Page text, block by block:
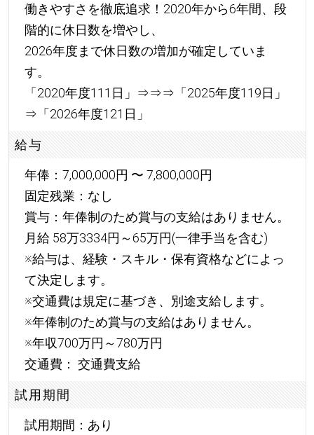
働きやすさを徹底追求！2020年から6年間、段
階的に休日数を増やし、
2026年度まで休日数の増加が確定していま
す。
「2020年度111日」⇒⇒⇒「2025年度119日」
⇒「2026年度121日」
給与
年俸：7,000,000円 〜 7,800,000円
固定残業：なし
賞与：年俸制のため賞与の支給はありません。
月給 58万3334円～65万円(一律手当を含む)
※給与は、経験・スキル・保有資格などによっ
て決定します。
※交通費は規定に基づき、別途支給します。
※年俸制のため賞与の支給はありません。
※年収700万円～780万円
交通費： 交通費支給
試用期間
試用期間：あり